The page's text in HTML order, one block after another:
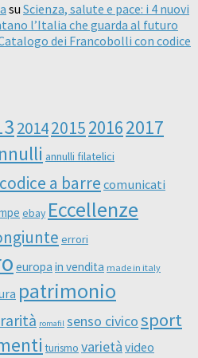
su Scienza, salute e pace: i 4 nuovi
l’Italia che guarda al futuro
dei Francobolli con codice
2014201520162017
annulli filatelici
codice a barre comunicati
ebay Eccellenze
errori
europa in vendita made in italy
patrimonio
rarità romafil senso civicosport
turismo varietà video